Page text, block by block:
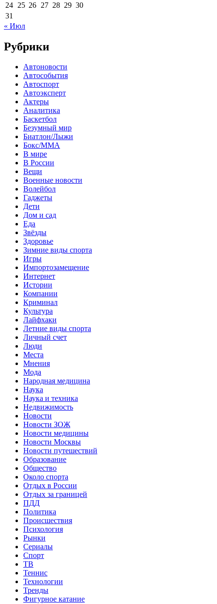
24 25 26 27 28 29 30
31
« Июл
Рубрики
Автоновости
Автособытия
Автоспорт
Автоэксперт
Актеры
Аналитика
Баскетбол
Безумный мир
Биатлон/Лыжи
Бокс/MMA
В мире
В России
Вещи
Военные новости
Волейбол
Гаджеты
Дети
Дом и сад
Еда
Звёзды
Здоровье
Зимние виды спорта
Игры
Импортозамещение
Интернет
Истории
Компании
Криминал
Культура
Лайфхаки
Летние виды спорта
Личный счет
Люди
Места
Мнения
Мода
Народная медицина
Наука
Наука и техника
Недвижимость
Новости
Новости ЗОЖ
Новости медицины
Новости Москвы
Новости путешествий
Образование
Общество
Около спорта
Отдых в России
Отдых за границей
ПДД
Политика
Происшествия
Психология
Рынки
Сериалы
Спорт
ТВ
Теннис
Технологии
Тренды
Фигурное катание